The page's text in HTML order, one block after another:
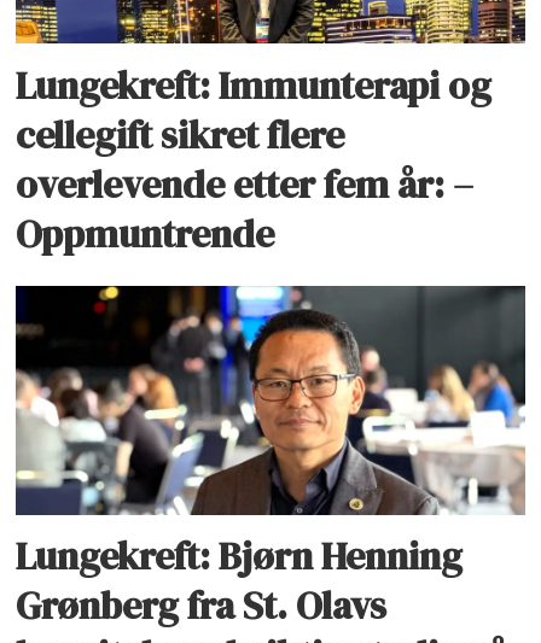
Lungekreft: Immunterapi og
cellegift sikret flere
overlevende etter fem år: –
Oppmuntrende
Lungekreft: Bjørn Henning
Grønberg fra St. Olavs